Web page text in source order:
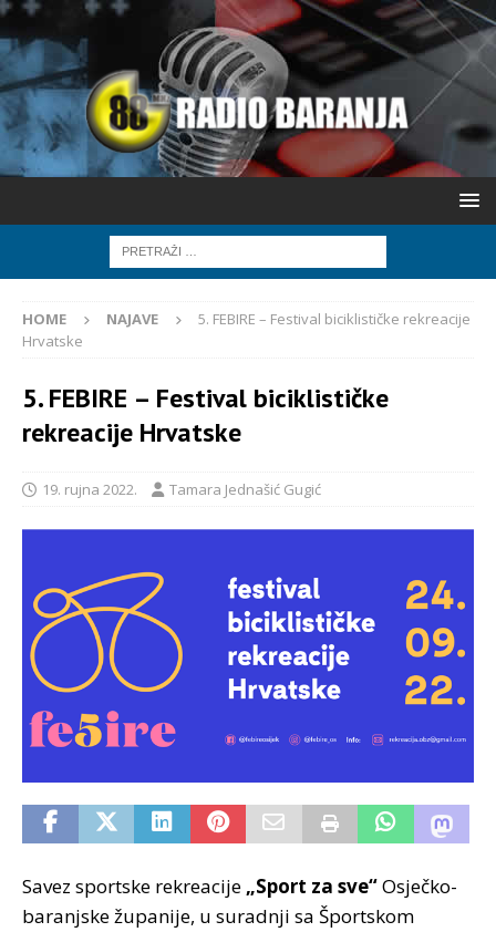
HOME NAJAVE
5. FEBIRE – Festival biciklističke rekreacije
Hrvatske
5. FEBIRE – Festival biciklističke
rekreacije Hrvatske
19. rujna 2022. Tamara Jednašić Gugić
Savez sportske rekreacije „Sport za sve“Osječko-
baranjske županije, u suradnji sa Športskom